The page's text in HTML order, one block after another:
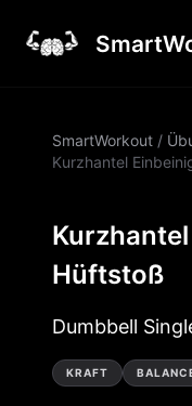
SmartWorkout /
Kurzhantel
Hüftstoß
Dumbbell
KRAFT